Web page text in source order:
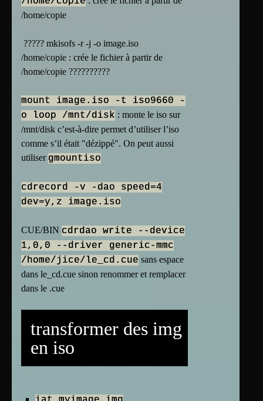
/home/copie
????? mkisofs -r -j -o image.iso
/home/copie : crée le fichier à partir de
/home/copie ??????????
mount image.iso -t iso9660 -
o loop /mnt/disk : monte le iso sur
/mnt/disk c’est-à-dire permet d’utiliser l’iso
comme s’il était "dézippé". On peut aussi
utiliser gmountiso
cdrecord -v -dao speed=4
dev=y,z image.iso
CUE/BIN cdrdao write --device
1,0,0 --driver generic-mmc
/home/jice/le_cd.cue sans espace
dans le_cd.cue sinon renommer et remplacer
dans le .cue
transformer des img
en iso